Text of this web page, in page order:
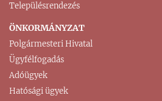
ÖNKORMÁNYZAT
Polgármesteri Hivatal
Ügyfélfogadás
Adóügyek
Hatósági ügyek
Településrendezés